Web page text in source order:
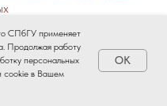
СПбГУ применяет
Продолжая работу
персональных
cookie в Вашем
OK